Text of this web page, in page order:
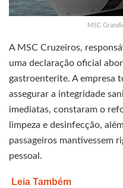
MSC
A MSC Cruzeiros,
uma declaração oficial
gastroenterite. A empresa
assegurar a integridade
imediatas, constaram o
limpeza e desinfecção,
passageiros mantivessem
pessoal.
Leia Também